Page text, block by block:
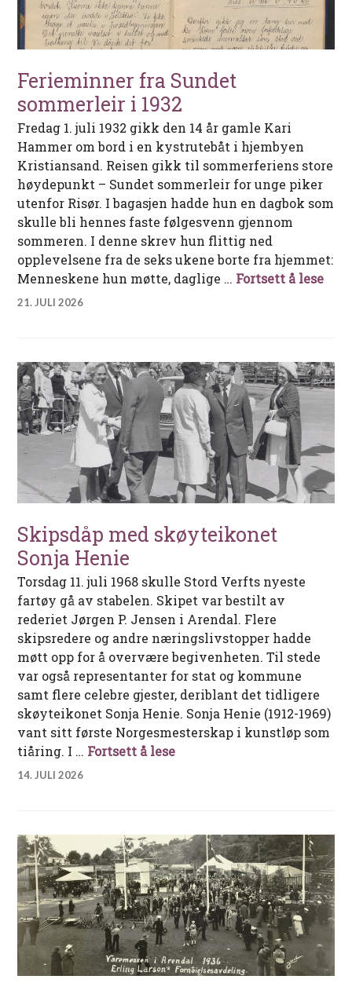
Ferieminner fra Sundet
sommerleir i 1932
Fredag 1. juli 1932 gikk den 14 år gamle Kari
Hammer om bord i en kystrutebåt i hjembyen
Kristiansand. Reisen gikk til sommerferiens store
høydepunkt – Sundet sommerleir for unge piker
utenfor Risør. I bagasjen hadde hun en dagbok som
skulle bli hennes faste følgesvenn gjennom
sommeren. I denne skrev hun flittig ned
opplevelsene fra de seks ukene borte fra hjemmet:
Menneskene hun møtte, daglige … Fortsett å lese
21. JULI 2026
Skipsdåp med skøyteikonet
Sonja Henie
Torsdag 11. juli 1968 skulle Stord Verfts nyeste
fartøy gå av stabelen. Skipet var bestilt av
rederiet Jørgen P. Jensen i Arendal. Flere
skipsredere og andre næringslivstopper hadde
møtt opp for å overvære begivenheten. Til stede
var også representanter for stat og kommune
samt flere celebre gjester, deriblant det tidligere
skøyteikonet Sonja Henie. Sonja Henie (1912-1969)
vant sitt første Norgesmesterskap i kunstløp som
tiåring. I … Fortsett å leseSkipsdåp med
14. JULI 2026